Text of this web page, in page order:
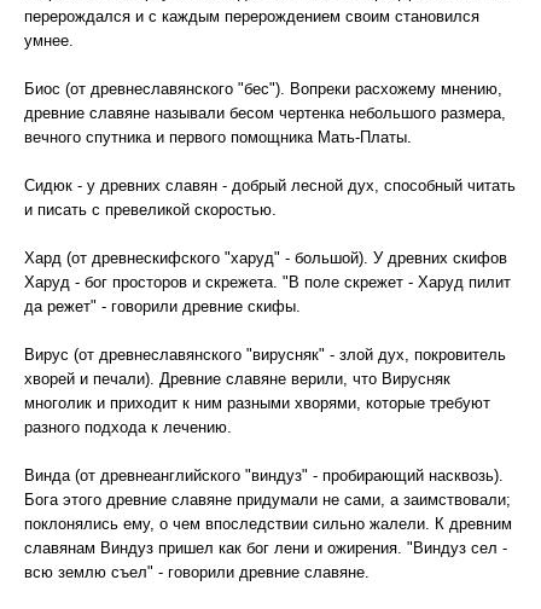
перерождался и с каждым перерождением своим становился
умнее.
Биос (от древнеславянского "бес"). Вопреки расхожему мнению,
древние славяне называли бесом чертенка небольшого размера,
вечного спутника и первого помощника Мать-Платы.
Сидюк - у древних славян - добрый лесной дух, способный читать
и писать с превеликой скоростью.
Хард (от древнескифского "харуд" - большой). У древних скифов
Харуд - бог просторов и скрежета. "В поле скрежет - Харуд пилит
да режет" - говорили древние скифы.
Вирус (от древнеславянского "вирусняк" - злой дух, покровитель
хворей и печали). Древние славяне верили, что Вирусняк
многолик и приходит к ним разными хворями, которые требуют
разного подхода к лечению.
Винда (от древнеанглийского "виндуз" - пробирающий насквозь).
Бога этого древние славяне придумали не сами, а заимствовали;
поклонялись ему, о чем впоследствии сильно жалели. К древним
славянам Виндуз пришел как бог лени и ожирения. "Виндуз сел -
всю землю съел" - говорили древние славяне.